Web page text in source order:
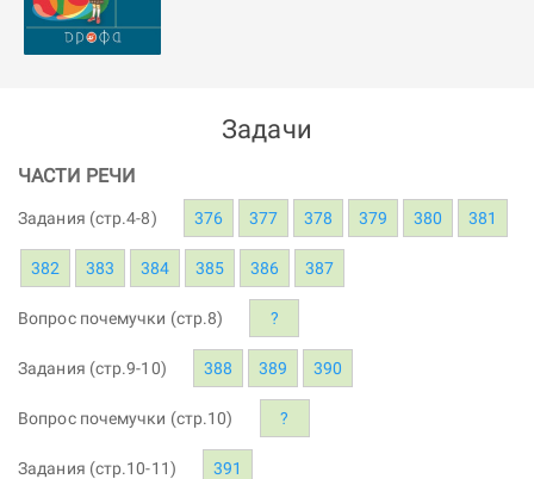
Задачи
ЧАСТИ РЕЧИ
Задания (стр.4-8) 376 377 378 379 380 381
382 383 384 385 386 387
Вопрос почемучки (стр.8) ?
Задания (стр.9-10) 388 389 390
Вопрос почемучки (стр.10) ?
Задания (стр.10-11) 391